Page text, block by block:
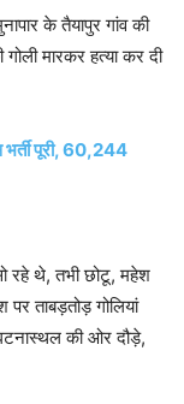
के तैयापुर गांव की
मारकर हत्या कर दी
पूरी, 60,244
रहे थे, तभी छोटू, महेश
ताबड़तोड़ गोलियां
की ओर दौड़े,